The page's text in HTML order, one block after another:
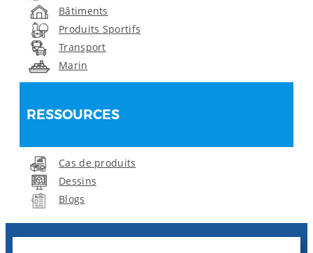
Bâtiments
Produits Sportifs
Transport
Marin
RESSOURCES
Cas de produits
Dessins
Blogs